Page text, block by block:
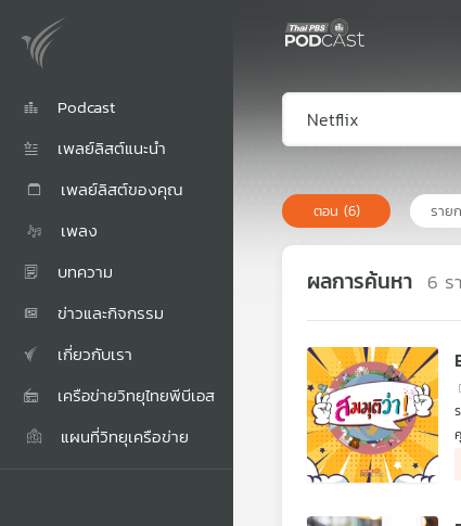
Podcast
เพลย์ลิสต์แนะนำ
เพลย์ลิสต์ของคุณ
เพลง
บทความ
ข่าวและกิจกรรม
เกี่ยวกับเรา
เครือข่ายวิทยุไทยพีบีเอส
แผนที่วิทยุเครือข่าย
ตอน (6) ราย
ผลการค้นหา 6 ร